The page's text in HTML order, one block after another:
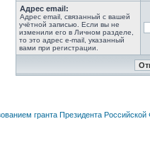
Адрес email:
Адрес email, связанный с вашей
учётной записью. Если вы не
изменили его в Личном разделе,
то это адрес e-mail, указанный
вами при регистрации.